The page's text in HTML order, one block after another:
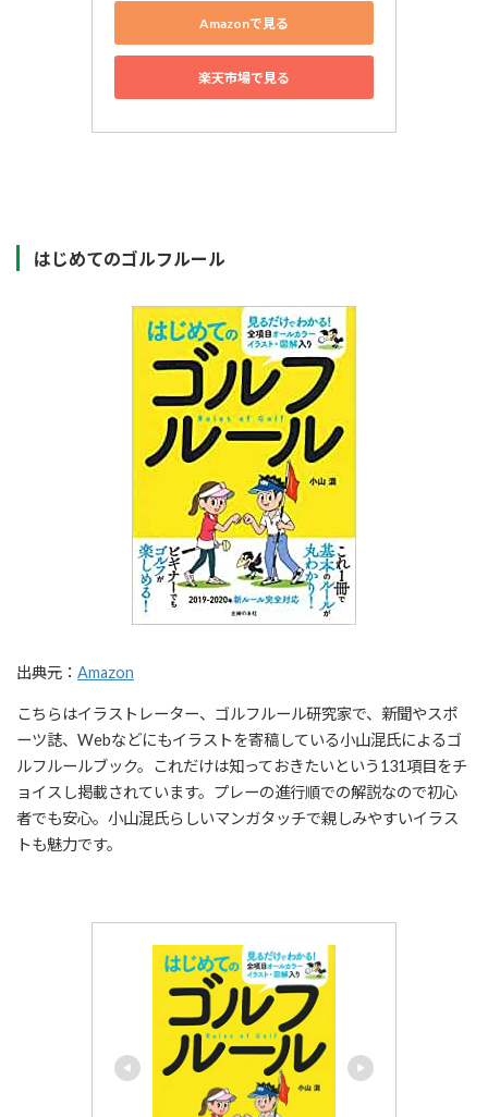
Amazonで見る
楽天市場で見る
はじめてのゴルフルール
出典元： Amazon
こちらはイラストレーター、ゴルフルール研究家で、新聞やスポ
ーツ誌、Webなどにもイラストを寄稿している小山混氏によるゴ
ルフルールブック。これだけは知っておきたいという131項目をチ
ョイスし掲載されています。プレーの進行順での解説なので初心
者でも安心。小山混氏らしいマンガタッチで親しみやすいイラス
トも魅力です。